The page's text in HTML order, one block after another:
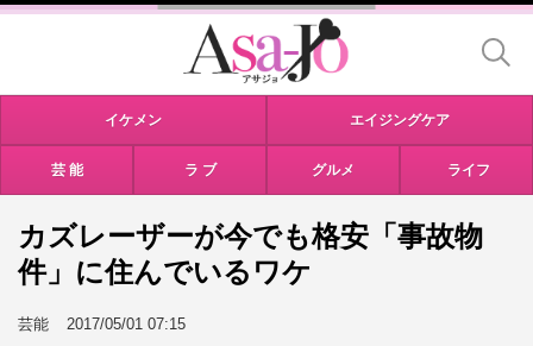
イケメン エイジングケア
芸 能 ラ ブ グルメ ライフ
カズレーザーが今でも格安「事故物
件」に住んでいるワケ
芸能 2017/05/01 07:15